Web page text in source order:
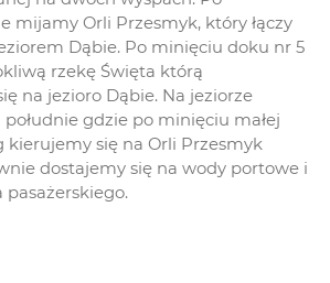
mijamy Orli Przesmyk, który łączy
Dąbie. Po minięciu doku nr 5
rzekę Święta którą
na jezioro Dąbie. Na jeziorze
gdzie po minięciu małej
kierujemy się na Orli Przesmyk
dostajemy się na wody portowe i
pasażerskiego.